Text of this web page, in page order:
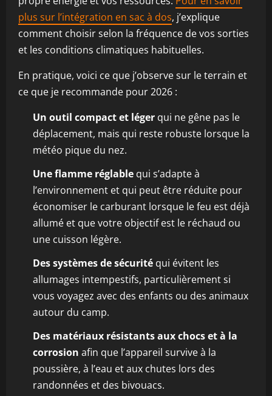
plus sur l’intégration en sac à dos, j’explique
comment choisir selon la fréquence de vos sorties
et les conditions climatiques habituelles.
En pratique, voici ce que j’observe sur le terrain et
ce que je recommande pour 2026 :
Un outil compact et léger qui ne gêne pas le
déplacement, mais qui reste robuste lorsque la
météo pique du nez.
Une flamme réglable qui s’adapte à
l’environnement et qui peut être réduite pour
économiser le carburant lorsque le feu est déjà
allumé et que votre objectif est le réchaud ou
une cuisson légère.
Des systèmes de sécurité qui évitent les
allumages intempestifs, particulièrement si
vous voyagez avec des enfants ou des animaux
autour du camp.
Des matériaux résistants aux chocs et à la
corrosion afin que l’appareil survive à la
poussière, à l’eau et aux chutes lors des
randonnées et des bivouacs.